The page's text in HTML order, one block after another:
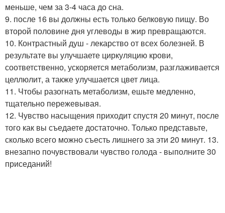
меньше, чем за 3-4 часа до сна.
9. после 16 вы должны есть только белковую пищу. Во
второй половине дня углеводы в жир превращаются.
10. Контрастный душ - лекарство от всех болезней. В
результате вы улучшаете циркуляцию крови,
соответственно, ускоряется метаболизм, разглаживается
целлюлит, а также улучшается цвет лица.
11. Чтобы разогнать метаболизм, ешьте медленно,
тщательно пережевывая.
12. Чувство насыщения приходит спустя 20 минут, после
того как вы съедаете достаточно. Только представьте,
сколько всего можно съесть лишнего за эти 20 минут. 13.
внезапно почувствовали чувство голода - выполните 30
приседаний!